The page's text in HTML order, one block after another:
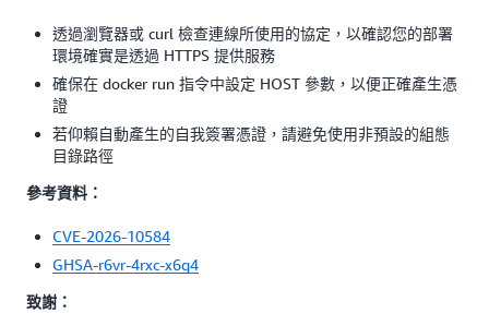
透過瀏覽器或 curl 檢查連線所使用的協定，以確認您的部署
環境確實是透過 HTTPS 提供服務
確保在 docker run 指令中設定 HOST 參數，以便正確產生憑
證
若仰賴自動產生的自我簽署憑證，請避免使用非預設的組態
目錄路徑
參考資料：
CVE-2026-10584
GHSA-r6vr-4rxc-x6q4
致謝：